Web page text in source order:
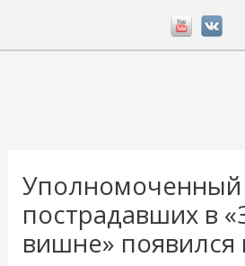
Уполномоченный
пострадавших в
вишне» появился
записям